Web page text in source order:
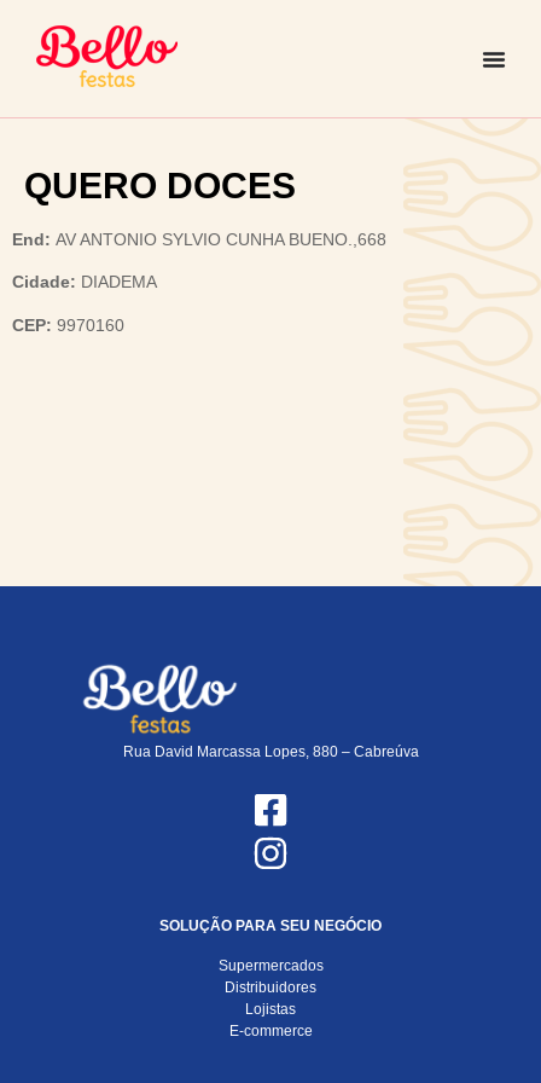
QUERO DOCES
End: AV ANTONIO SYLVIO CUNHA BUENO.,668
Cidade: DIADEMA
CEP: 9970160
Rua David Marcassa Lopes, 880 – Cabreúva
SOLUÇÃO PARA SEU NEGÓCIO
Supermercados
Distribuidores
Lojistas
E-commerce